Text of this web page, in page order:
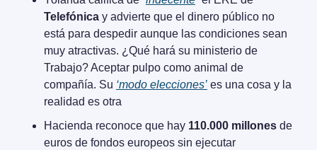
Telefónica y advierte que el dinero público no
está para despedir aunque las condiciones sean
muy atractivas. ¿Qué hará su ministerio de
Trabajo? Aceptar pulpo como animal de
compañía. Su ‘modo elecciones’ es una cosa y la
realidad es otra
Hacienda reconoce que hay 110.000 millones de
euros de fondos europeos sin ejecutar